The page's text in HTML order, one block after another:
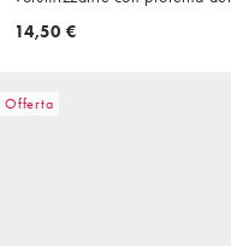
riso - Per capelli biondi
14,50 €
Offerta